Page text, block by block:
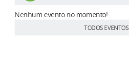
Nenhum evento no momento!
TODOS EVENTOS